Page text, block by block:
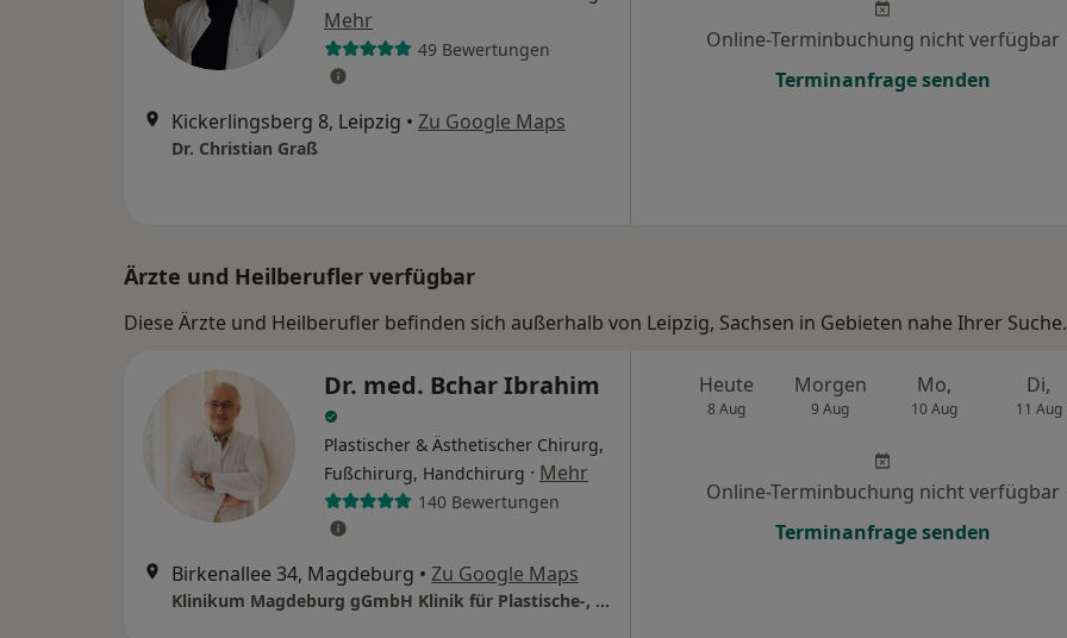
Mehr
49 Bewertungen
Kickerlingsberg 8, Leipzig • Zu Google Maps
Dr. Christian Graß
Online-Terminbuchung nicht verfügbar
Terminanfrage senden
Ärzte und Heilberufler verfügbar
Diese Ärzte und Heilberufler befinden sich außerhalb von Leipzig, Sachsen in Gebieten nahe Ihrer Suche.
Dr. med. Bchar Ibrahim
Plastischer & Ästhetischer Chirurg,
Fußchirurg, Handchirurg · Mehr
140 Bewertungen
Birkenallee 34, Magdeburg • Zu Google Maps
Klinikum Magdeburg gGmbH Klinik für Plastische-, Brust- und Ästhetische Chirurgie
Heute
8 Aug
Morgen
9 Aug
Mo,
10 Aug
Di,
11 Aug
Online-Terminbuchung nicht verfügbar
Terminanfrage senden